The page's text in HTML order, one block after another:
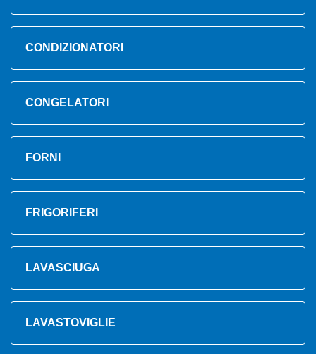
CONDIZIONATORI
CONGELATORI
FORNI
FRIGORIFERI
LAVASCIUGA
LAVASTOVIGLIE